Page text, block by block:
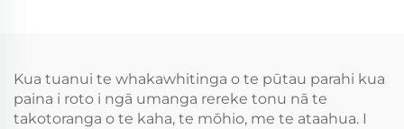
Kua tuanui te whakawhitinga o te pūtau parahi kua
paina i roto i ngā umanga rereke tonu nā te
takotoranga o te kaha, te mōhio, me te ataahua. I